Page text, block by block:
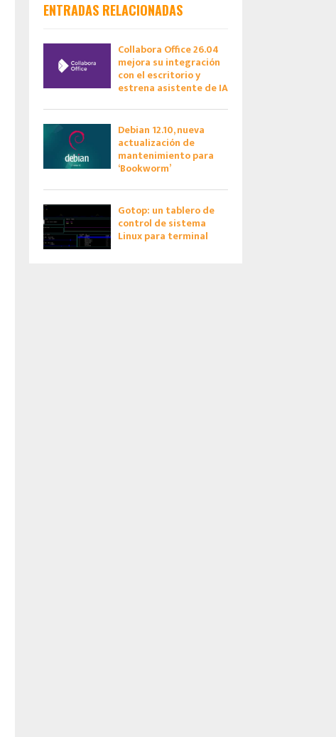
ENTRADAS RELACIONADAS
Collabora Office 26.04
mejora su integración
con el escritorio y
estrena asistente de IA
Debian 12.10, nueva
actualización de
mantenimiento para
‘Bookworm’
Gotop: un tablero de
control de sistema
Linux para terminal